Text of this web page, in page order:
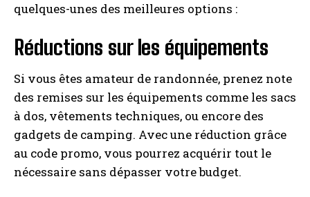
quelques-unes des meilleures options :
Réductions sur les équipements
Si vous êtes amateur de randonnée, prenez note
des remises sur les équipements comme les sacs
à dos, vêtements techniques, ou encore des
gadgets de camping. Avec une réduction grâce
au code promo, vous pourrez acquérir tout le
nécessaire sans dépasser votre budget.